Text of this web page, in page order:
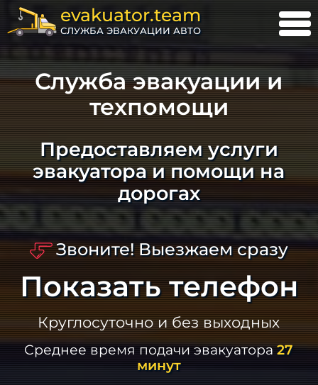
evakuator.team
СЛУЖБА ЭВАКУАЦИИ АВТО
Служба эвакуации и
техпомощи
Предоставляем услуги
эвакуатора и помощи на
дорогах
Звоните! Выезжаем сразу
Показать телефон
Круглосуточно и без выходных
Среднее время подачи эвакуатора27
минут